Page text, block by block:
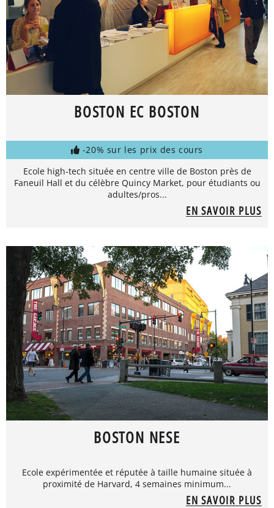
BOSTON EC BOSTON
-20% sur les prix des cours
Ecole high-tech située en centre ville de Boston près de
Faneuil Hall et du célèbre Quincy Market, pour étudiants ou
adultes/pros...
EN SAVOIR PLUS
BOSTON NESE
Ecole expérimentée et réputée à taille humaine située à
proximité de Harvard, 4 semaines minimum...
EN SAVOIR PLUS